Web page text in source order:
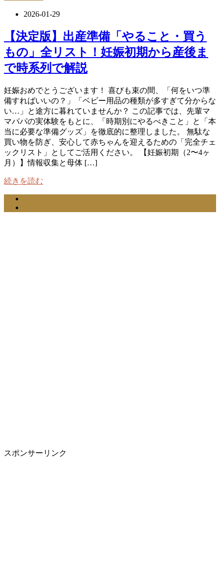
2026-01-29
【決定版】出産準備「やること・買う
もの」全リスト！妊娠初期から産後ま
で時系列で解説
妊娠おめでとうございます！ 喜びも束の間、「何をいつ準
備すればいいの？」「ベビー用品の種類が多すぎて分からな
い…」と途方に暮れていませんか？ この記事では、先輩マ
マパパの実体験をもとに、「時期別にやるべきこと」と「本
当に必要な準備グッズ」を徹底的に整理しました。 無駄な
買い物を防ぎ、安心して赤ちゃんを迎えるための「完全チェ
ックリスト」としてご活用ください。 【妊娠初期（2〜4ヶ
月）】情報収集と母体 […]
続きを読む
スポンサーリンク